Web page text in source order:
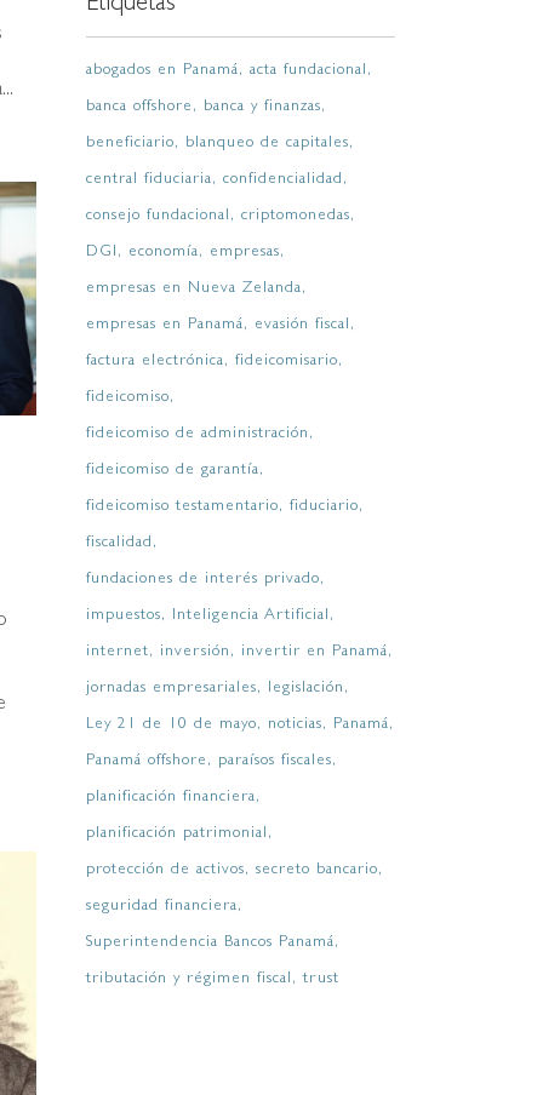
Etiquetas
abogados en Panamá acta fundacional
banca offshore banca y finanzas
beneficiario blanqueo de capitales
central fiduciaria confidencialidad
consejo fundacional criptomonedas
DGI economía empresas
empresas en Nueva Zelanda
empresas en Panamá evasión fiscal
factura electrónica fideicomisario
fideicomiso
fideicomiso de administración
fideicomiso de garantía
fideicomiso testamentario fiduciario
fiscalidad
fundaciones de interés privado
impuestos Inteligencia Artificial
internet inversión invertir en Panamá
jornadas empresariales legislación
Ley 21 de 10 de mayo noticias Panamá
Panamá offshore paraísos fiscales
planificación financiera
planificación patrimonial
protección de activos secreto bancario
seguridad financiera
Superintendencia Bancos Panamá
tributación y régimen fiscal trust